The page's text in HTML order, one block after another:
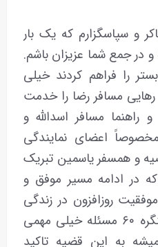
و سپاسگزارم که یک بار
در جمع شما عزیزان باشم.
را فراهم کردند خیلی
مسافر رضا را خدمت
مسافر اسدالله و
خانواده بزرگ کنگره ۶۰ مخصوصاً اعضای نمایندگی
و همسفر یاسمین تبریک
در ادامه مسیر موفق و
روزافزون‌ در زندگی
باشیم. حضور همسفر در کنگره ۶۰ مسئله خیلی مهمی
به این قضیه تاکید